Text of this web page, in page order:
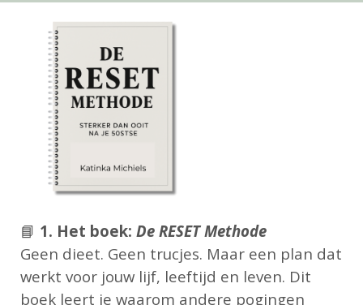
📘 1. Het boek: De RESET Methode
Geen dieet. Geen trucjes. Maar een plan dat
werkt voor jouw lijf, leeftijd en leven. Dit
boek leert je waarom andere pogingen